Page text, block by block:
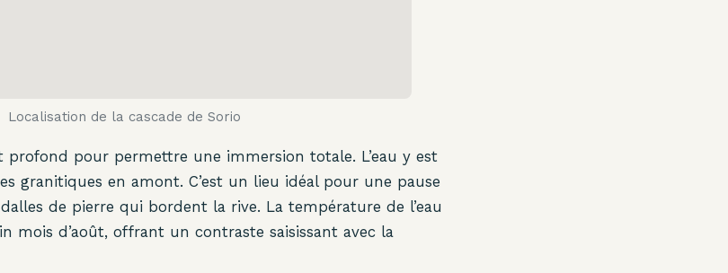
Localisation de la cascade de Sorio
profond pour permettre une immersion totale. L’eau y est
granitiques en amont. C’est un lieu idéal pour une pause
de pierre qui bordent la rive. La température de l’eau
mois d’août, offrant un contraste saisissant avec la